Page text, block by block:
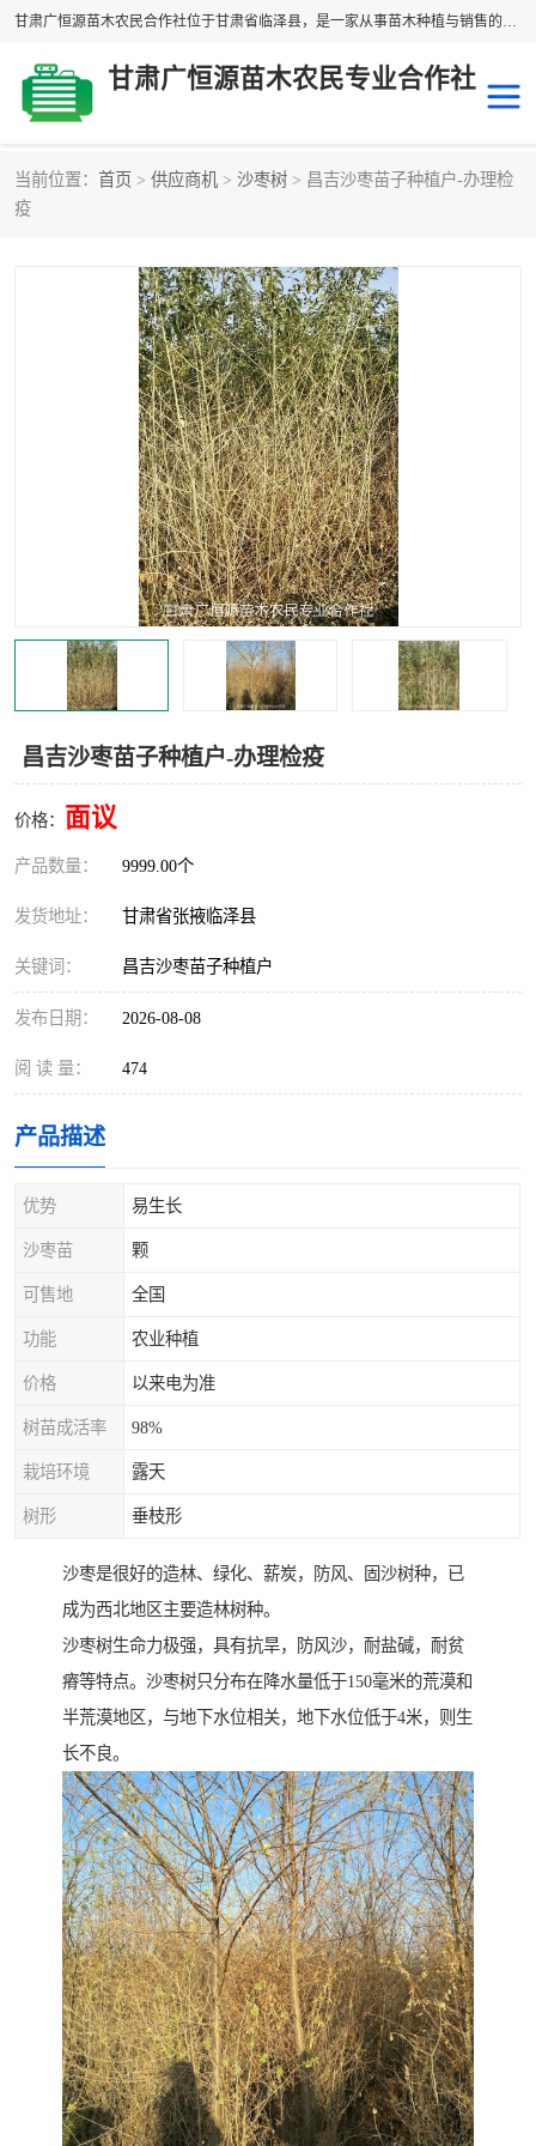
甘肃广恒源苗木农民合作社位于甘肃省临泽县，是一家从事苗木种植与销售的农民合作组织，合作社拥有苗木基地1500多亩，种植苗木品种40多个，年产各类苗木2000多万株。主营：白刺苗、红柳苗、梭梭苗等，我们以“种植一流的苗子，诚信经营”的经营理念，竭诚为每一位客户做优质的服务，欢迎来电咨询！
甘肃广恒源苗木农民专业合作社
当前位置： 首页 > 供应商机 > 沙枣树 > 昌吉沙枣苗子种植户-办理检
疫
昌吉沙枣苗子种植户-办理检疫
价格： 面议
产品数量： 9999.00个
发货地址： 甘肃省张掖临泽县
关键词： 昌吉沙枣苗子种植户
发布日期： 2026-08-08
阅 读 量： 474
产品描述
优势 易生长
沙枣苗 颗
可售地 全国
功能 农业种植
价格 以来电为准
树苗成活率 98%
栽培环境 露天
树形 垂枝形
沙枣是很好的造林、绿化、薪炭，防风、固沙树种，已
成为西北地区主要造林树种。
沙枣树生命力极强，具有抗旱，防风沙，耐盐碱，耐贫
瘠等特点。沙枣树只分布在降水量低于150毫米的荒漠和
半荒漠地区，与地下水位相关，地下水位低于4米，则生
长不良。
柠条
白刺苗
红柳苗
柽柳苗
四翅滨藜